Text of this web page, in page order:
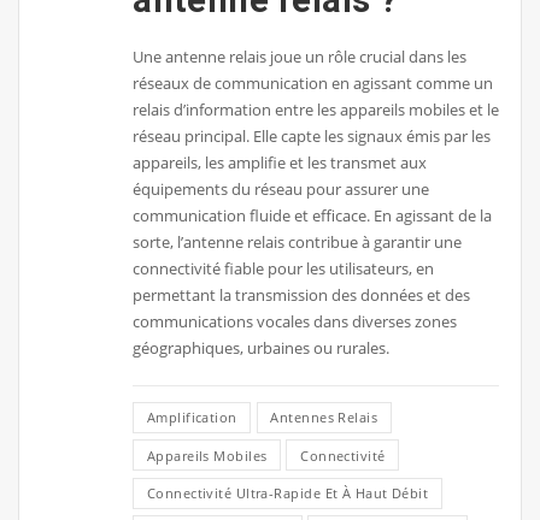
Une antenne relais joue un rôle crucial dans les
réseaux de communication en agissant comme un
relais d’information entre les appareils mobiles et le
réseau principal. Elle capte les signaux émis par les
appareils, les amplifie et les transmet aux
équipements du réseau pour assurer une
communication fluide et efficace. En agissant de la
sorte, l’antenne relais contribue à garantir une
connectivité fiable pour les utilisateurs, en
permettant la transmission des données et des
communications vocales dans diverses zones
géographiques, urbaines ou rurales.
Amplification Antennes Relais
Appareils Mobiles Connectivité
Connectivité Ultra-Rapide Et À Haut Débit